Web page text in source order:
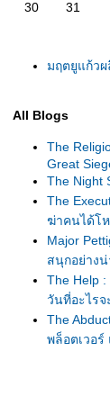
30
31
มฤตยูแก้ว
All Blogs
The
Great
The Night
The
ฆ่าคนได้โ
Major
สนุกอย่าง
The Help
วันที่อะไรจ
The
พล็อตเวอ